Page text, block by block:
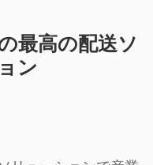
最高の配送ソ
ン